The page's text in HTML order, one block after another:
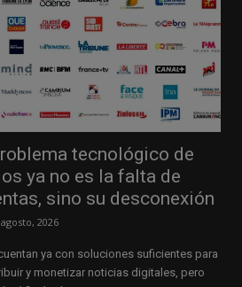
tecnológico de
ya no es la falta de
sino su desconexión
2026
ya con soluciones suficientes para
y monetizar noticias digitales, pero